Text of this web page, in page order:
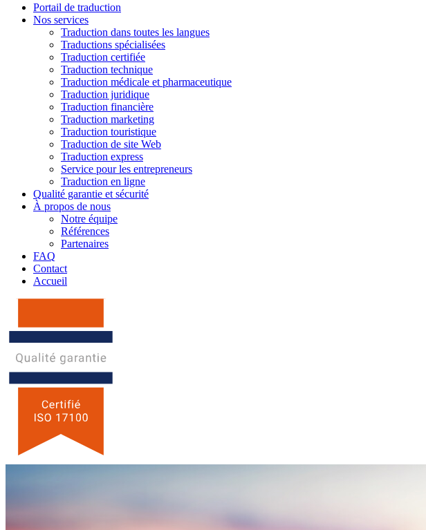
Portail de traduction
Nos services
Traduction dans toutes les langues
Traductions spécialisées
Traduction certifiée
Traduction technique
Traduction médicale et pharmaceutique
Traduction juridique
Traduction financière
Traduction marketing
Traduction touristique
Traduction de site Web
Traduction express
Service pour les entrepreneurs
Traduction en ligne
Qualité garantie et sécurité
À propos de nous
Notre équipe
Références
Partenaires
FAQ
Contact
Accueil